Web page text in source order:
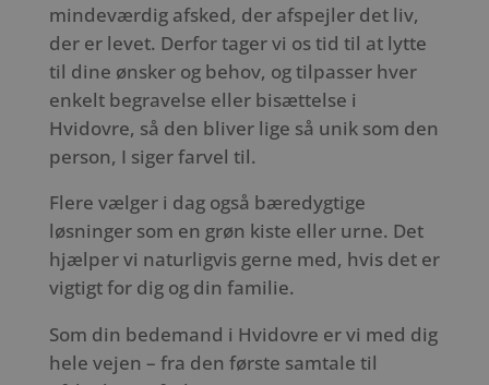
mindeværdig afsked, der afspejler det liv,
der er levet. Derfor tager vi os tid til at lytte
til dine ønsker og behov, og tilpasser hver
enkelt begravelse eller bisættelse i
Hvidovre, så den bliver lige så unik som den
person, I siger farvel til.
Flere vælger i dag også bæredygtige
løsninger som en grøn kiste eller urne. Det
hjælper vi naturligvis gerne med, hvis det er
vigtigt for dig og din familie.
Som din bedemand i Hvidovre er vi med dig
hele vejen – fra den første samtale til